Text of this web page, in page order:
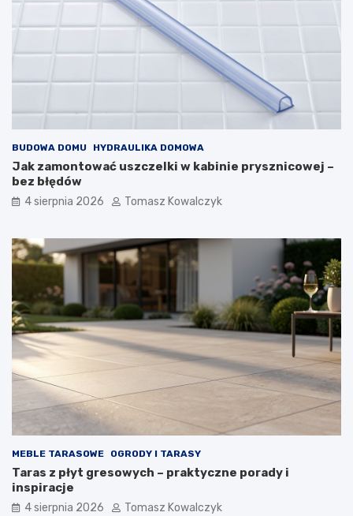
BUDOWA DOMU HYDRAULIKA DOMOWA
Jak zamontować uszczelki w kabinie prysznicowej –
bez błędów
4 sierpnia 2026 Tomasz Kowalczyk
MEBLE TARASOWE OGRODY I TARASY
Taras z płyt gresowych – praktyczne porady i
inspiracje
4 sierpnia 2026 Tomasz Kowalczyk